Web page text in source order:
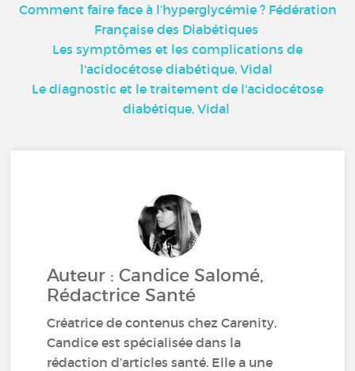
Comment faire face à l’hyperglycémie ? Fédération
Française des Diabétiques
Les symptômes et les complications de
l'acidocétose diabétique, Vidal
Le diagnostic et le traitement de l'acidocétose
diabétique, Vidal
Auteur : Candice Salomé,
Rédactrice Santé
Créatrice de contenus chez Carenity,
Candice est spécialisée dans la
rédaction d’articles santé. Elle a une